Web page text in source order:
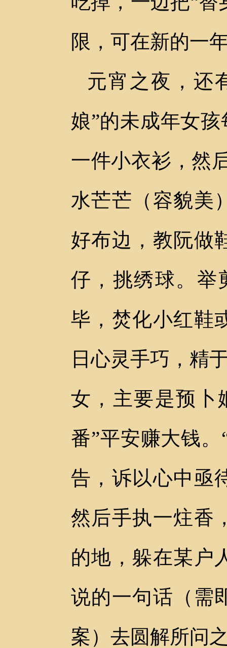
限，可在新的一
元宵之夜，还
娘”的未成年女
一件小衣衫，然
水芒芒（容貌美
好布边，教阮做
仔，挑绣球。举
毕，焚化小红鞋
日心灵手巧，精
女，主要是预卜
番”平安赚大钱
告，诉以心中亟
然后手执一炷香
的地，躲在某户
说的一句话（需
案）去圆解所问